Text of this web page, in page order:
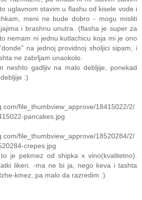
uglavnom stavim u flashu od kisele vode i
meni ne bude dobro - mogu misliti
i brashnu unutra. (flasha je super za
nemam ni jednu kutlachicu koja mi je ono
na jednoj providnoj sholjici sipam, i
ne zabrljam unaokolo.
neshto gadljiv na malo debljije, ponekad
:)
file_thumbview_approve/18415022/2/
pancakes.jpg
file_thumbview_approve/18520284/2/
crepes.jpg
je pekmez od shipka x vino(kvalitetno).
likeri. -ma ne bi ja, nego keva i tashta
kmez, pa malo da razredim :)